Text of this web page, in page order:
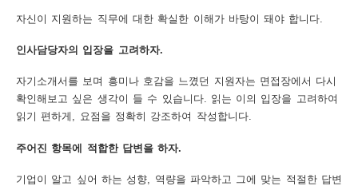
자신이 지원하는 직무에 대한 확실한 이해가 바탕이 돼야 합니다.
인사담당자의 입장을 고려하자.
자기소개서를 보며 흥미나 호감을 느꼈던 지원자는 면접장에서 다시
확인해보고 싶은 생각이 들 수 있습니다. 읽는 이의 입장을 고려하여
읽기 편하게, 요점을 정확히 강조하여 작성합니다.
주어진 항목에 적합한 답변을 하자.
기업이 알고 싶어 하는 성향, 역량을 파악하고 그에 맞는 적절한 답변
도
우